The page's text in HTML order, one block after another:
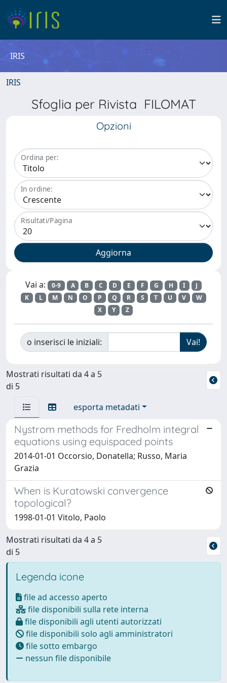
IRIS
IRIS
Sfoglia per Rivista FILOMAT
Opzioni
Ordina per:
In ordine:
Risultati/Pagina
Vai a: 0-9 A B C D E F G H I
J
K
L M N O P Q R S T U V
W
X
Y Z
o inserisci le iniziali:
Mostrati risultati da 4 a 5
di 5
esporta metadati
Nystrom methods for Fredholm integral
equations using equispaced points
2014-01-01 Occorsio, Donatella; Russo, Maria
Grazia
When is Kuratowski convergence
topological?
1998-01-01 Vitolo, Paolo
Mostrati risultati da 4 a 5
di 5
Legenda icone
file ad accesso aperto
file disponibili sulla rete interna
file disponibili agli utenti autorizzati
file disponibili solo agli amministratori
file sotto embargo
nessun file disponibile